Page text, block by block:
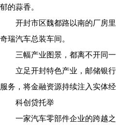
郁的蒜香。
开封市区魏都路以南的厂房里
奇瑞汽车总装车间。
三幅产业图景，都离不开同一
立足开封特色产业，邮储银行
服务，将金融资源持续注入实体
科创贷托举
一家汽车零部件企业的跨越